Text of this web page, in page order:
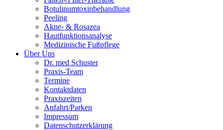
Botulinumtoxinbehandlung
Peeling
Akne- & Rosazea
Hautfunktionsanalyse
Medizinische Fußpflege
Über Uns
Dr. med Schuster
Praxis-Team
Termine
Kontaktdaten
Praxiszeiten
Anfahrt/Parken
Impressum
Datenschutzerklärung